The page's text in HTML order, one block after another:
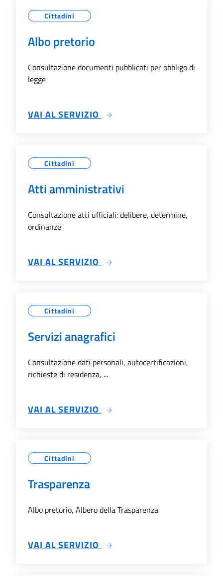
Cittadini
Albo pretorio
Consultazione documenti pubblicati per obbligo di
legge
VAI AL SERVIZIO SU ALBO PRETORIO
Cittadini
Atti amministrativi
Consultazione atti ufficiali: delibere, determine,
ordinanze
VAI AL SERVIZIO SU ATTI AMMINISTRATIVI
Cittadini
Servizi anagrafici
Consultazione dati personali, autocertificazioni,
richieste di residenza, ...
VAI AL SERVIZIO SU SERVIZI ANAGRAFICI
Cittadini
Trasparenza
Albo pretorio, Albero della Trasparenza
VAI AL SERVIZIO SU TRASPARENZA